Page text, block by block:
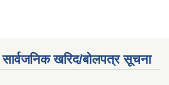
सार्वजनिक खरिद/बोलपत्र सूचना